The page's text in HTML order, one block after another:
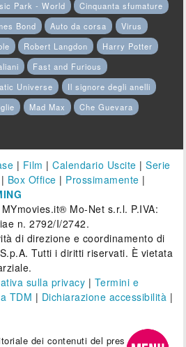
Park - World
Cinquanta sfumature
Bond Auto da corsa
Virus
Robert Langdon
Harry Potter
Fast and Furious
Universe
Il signore degli anelli
Mad Max
Che Guevara
| Film |Calendario Uscite |Serie
| Box Office | Prossimamente |
Mo-Net s.r.l. P.IVA:
n. 2792/I/2742.
di direzione e coordinamento di
Tutti i diritti riservati. È vietata
sulla privacy | Termini e
TDM | Dichiarazione accessibilità |
dei contenuti del presente sito